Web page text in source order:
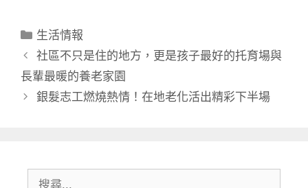
分
類
生活情報
社區不只是住的地方，更是孩子最好的托育場與
長輩最暖的養老家園
銀髮志工燃燒熱情！在地老化活出精彩下半場